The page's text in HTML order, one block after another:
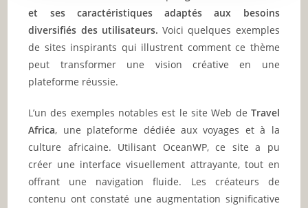
et ses caractéristiques adaptés aux besoins
diversifiés des utilisateurs. Voici quelques exemples
de sites inspirants qui illustrent comment ce thème
peut transformer une vision créative en une
plateforme réussie.
L’un des exemples notables est le site Web de Travel
Africa, une plateforme dédiée aux voyages et à la
culture africaine. Utilisant OceanWP, ce site a pu
créer une interface visuellement attrayante, tout en
offrant une navigation fluide. Les créateurs de
contenu ont constaté une augmentation significative